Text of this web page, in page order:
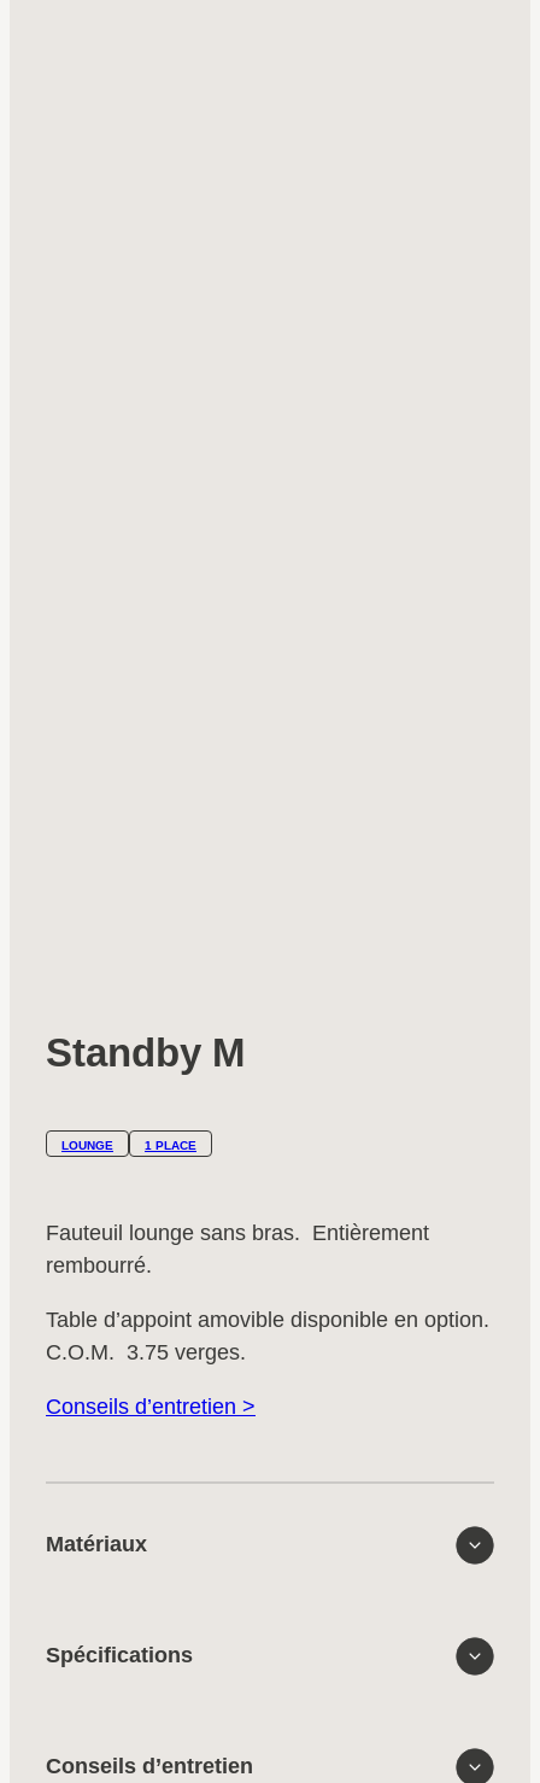
Standby M
LOUNGE 1 PLACE
Fauteuil lounge sans bras. Entièrement
rembourré.
Table d’appoint amovible disponible en option.
C.O.M. 3.75 verges.
Conseils d’entretien >
Matériaux
Spécifications
Conseils d’entretien